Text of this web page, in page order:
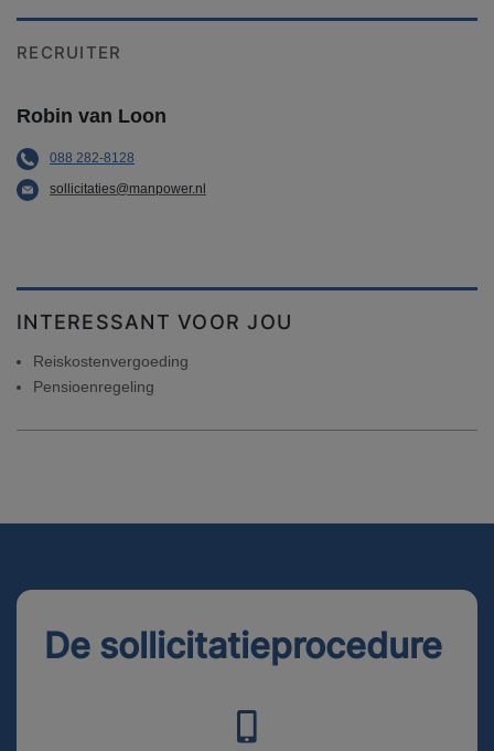
RECRUITER
Robin van Loon
088 282-8128
sollicitaties@manpower.nl
INTERESSANT VOOR JOU
Reiskostenvergoeding
Pensioenregeling
De sollicitatieprocedure